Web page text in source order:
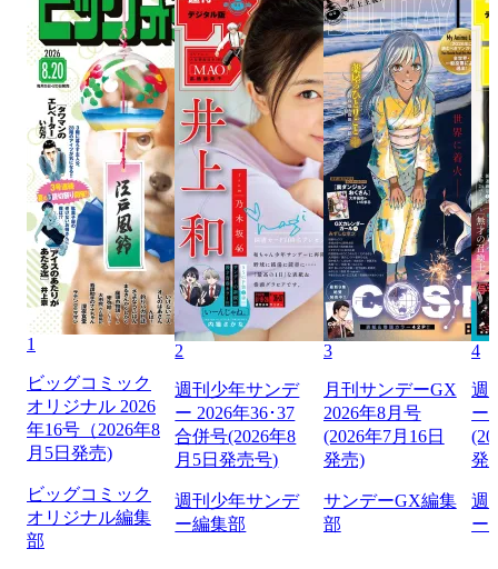
1
ビッグコミック
オリジナル 2026
年16号（2026年8
月5日発売)
ビッグコミック
オリジナル編集
部
2
週刊少年サンデ
ー 2026年36･37
合併号(2026年8
月5日発売号)
週刊少年サンデ
ー編集部
3
月刊サンデーGX
2026年8月号
(2026年7月16日
発売)
サンデーGX編集
部
4
週
ー
発
週
ー